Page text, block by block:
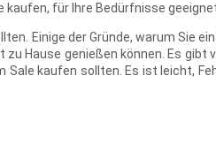
kaufen, für Ihre Bedürfnisse
Einige der Gründe, warum
Hause genießen können. Es
kaufen sollten. Es ist leicht,